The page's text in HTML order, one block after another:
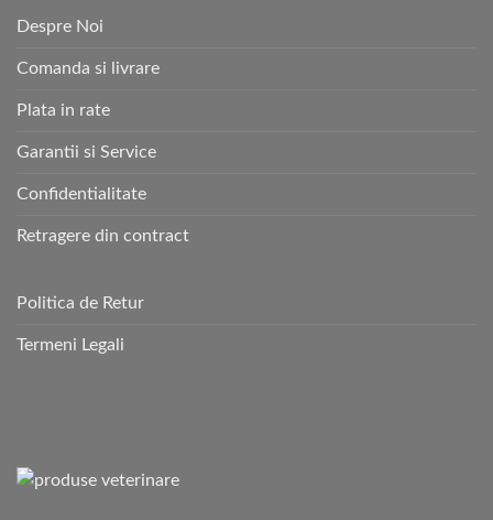
Despre Noi
Comanda si livrare
Plata in rate
Garantii si Service
Confidentialitate
Retragere din contract
Politica de Retur
Termeni Legali